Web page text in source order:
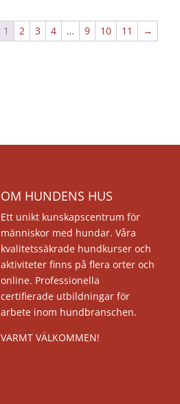
1 2 3 4 … 9 10 11 →
OM HUNDENS HUS
Ett unikt kunskapscentrum för
människor med hundar. Våra
kvalitetssäkrade hundkurser och
aktiviteter finns på flera orter och
online. Professionella
certifierade utbildningar för
arbete inom hundbranschen.
VARMT VÄLKOMMEN!